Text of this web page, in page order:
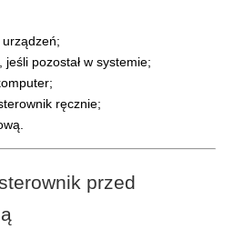
pozostał w systemie;
ręcznie;
przed